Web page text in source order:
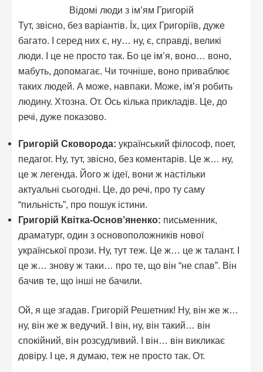
Відомі люди з ім’ям Григорій
Тут, звісно, без варіантів. Їх, цих Григоріїв, дуже
багато. І серед них є, ну… ну, є, справді, великі
люди. І це не просто так. Бо це ім’я, воно… воно,
мабуть, допомагає. Чи точніше, воно приваблює
таких людей. А може, навпаки. Може, ім’я робить
людину. Хтозна. От. Ось кілька прикладів. Це, до
речі, дуже показово.
Григорій Сковорода: український філософ, поет,
педагог. Ну, тут, звісно, без коментарів. Це ж… ну,
це ж легенда. Його ж ідеї, вони ж настільки
актуальні сьогодні. Це, до речі, про ту саму
“пильність”, про пошук істини.
Григорій Квітка-Основ’яненко: письменник,
драматург, один з основоположників нової
української прози. Ну, тут теж. Це ж… це ж талант. І
це ж… знову ж таки… про те, що він “не спав”. Він
бачив те, що інші не бачили.
Ой, я ще згадав. Григорій Решетник! Ну, він же ж…
ну, він же ж ведучий. І він, ну, він такий… він
спокійний, він розсудливий. І він… він викликає
довіру. І це, я думаю, теж не просто так. От.